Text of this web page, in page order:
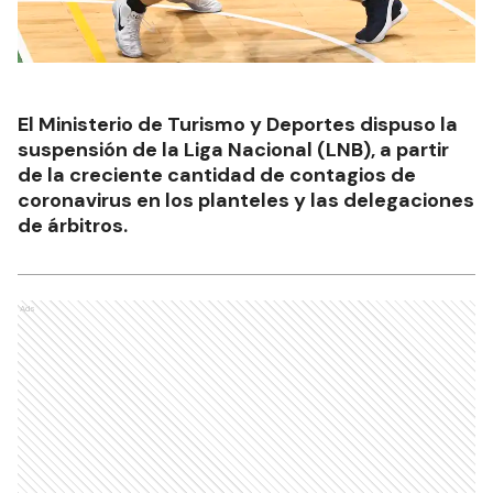
El Ministerio de Turismo y Deportes dispuso la
suspensión de la Liga Nacional (LNB), a partir
de la creciente cantidad de contagios de
coronavirus en los planteles y las delegaciones
de árbitros.
Ads